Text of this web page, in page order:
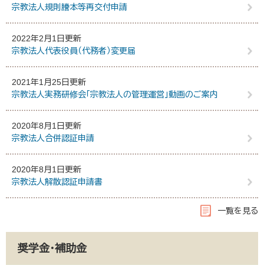
宗教法人規則謄本等再交付申請
2022年2月1日更新
宗教法人代表役員（代務者）変更届
2021年1月25日更新
宗教法人実務研修会「宗教法人の管理運営」動画のご案内
2020年8月1日更新
宗教法人合併認証申請
2020年8月1日更新
宗教法人解散認証申請書
一覧を見る
奨学金・補助金